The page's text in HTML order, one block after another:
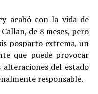
acabó con la vida de
de 8 meses, pero
posparto extrema, un
que puede provocar
alteraciones del estado
responsable.